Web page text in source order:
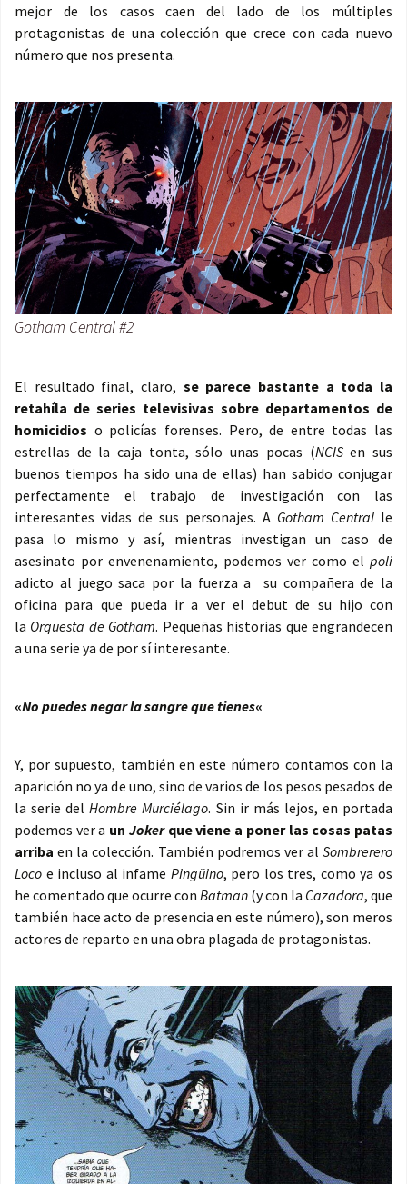
mejor de los casos caen del lado de los múltiples
protagonistas de una colección que crece con cada nuevo
número que nos presenta.
Gotham Central #2
El resultado final, claro, se parece bastante a toda la
retahíla de series televisivas sobre departamentos de
homicidios o policías forenses. Pero, de entre todas las
estrellas de la caja tonta, sólo unas pocas (NCISen sus
buenos tiempos ha sido una de ellas) han sabido conjugar
perfectamente el trabajo de investigación con las
interesantes vidas de sus personajes. A Gotham Central le
pasa lo mismo y así, mientras investigan un caso de
asesinato por envenenamiento, podemos ver como el poli
adicto al juego saca por la fuerza a su compañera de la
oficina para que pueda ir a ver el debut de su hijo con
la Orquesta de Gotham. Pequeñas historias que engrandecen
a una serie ya de por sí interesante.
«No puedes negar la sangre que tienes«
Y, por supuesto, también en este número contamos con la
aparición no ya de uno, sino de varios de los pesos pesados de
la serie delHombre Murciélago. Sin ir más lejos, en portada
podemos ver a un Jokerque viene a poner las cosas patas
arriba en la colección. También podremos ver al Sombrerero
Loco e incluso al infame Pingüino, pero los tres, como ya os
he comentado que ocurre con Batman (y con la Cazadora, que
también hace acto de presencia en este número), son meros
actores de reparto en una obra plagada de protagonistas.